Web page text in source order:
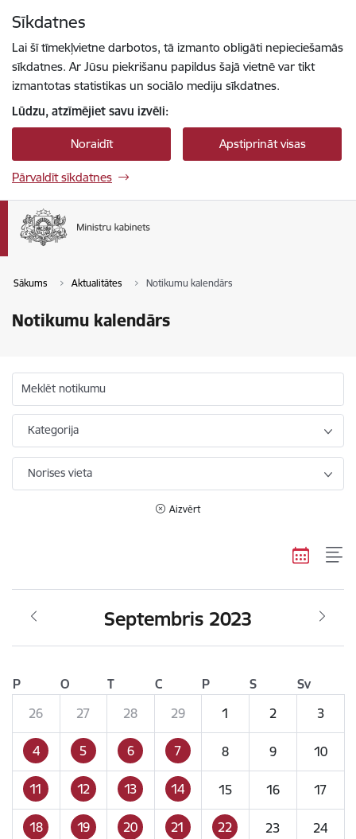
Sīkdatnes
Lai šī tīmekļvietne darbotos, tā izmanto obligāti nepieciešamās
sīkdatnes. Ar Jūsu piekrišanu papildus šajā vietnē var tikt
izmantotas statistikas un sociālo mediju sīkdatnes.
Lūdzu, atzīmējiet savu izvēli:
Noraidīt Apstiprināt visas
Pārvaldīt sīkdatnes
Sākums Aktualitātes Notikumu kalendārs
Notikumu kalendārs
Meklēt notikumu
Kategorija
Norises vieta
Aizvērt
Septembris 2023
P O T C P S
Sv
26
27 28 29 1 2 3
4 5 6 7 8 9 10
11 12 13 14 15 16 17
18 19 20 21 22 23 24